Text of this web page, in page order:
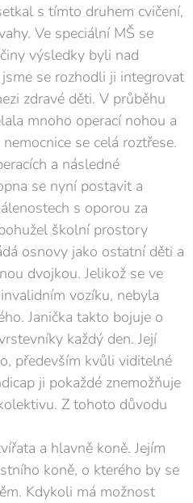
s tímto druhem cvičení,
Ve speciální MŠ se
výsledky byli nad
se rozhodli ji integrovat
zdravé děti. V průběhu
mnoho operací nohou a
se celá roztřese.
a následné
se nyní postavit a
s oporou za
školní prostory
osnovy jako ostatní děti a
dvojkou. Jelikož se ve
vozíku, nebyla
Janička takto bojuje o
každý den. Její
především kvůli viditelné
ji pokaždé znemožňuje
Z tohoto důvodu
a hlavně koně. Jejím
koně, o kterého by se
Kdykoli má možnost